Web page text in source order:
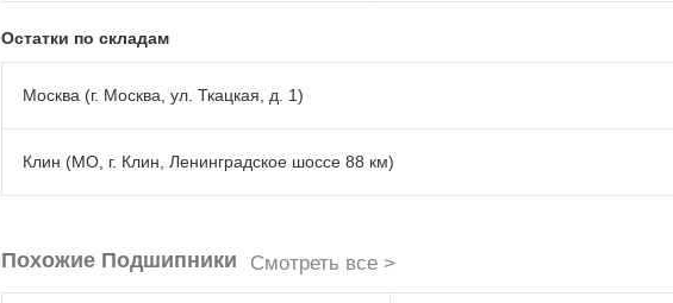
Остатки по складам
Москва (г. Москва, ул. Ткацкая, д. 1)
Клин (МО, г. Клин, Ленинградское шоссе 88 км)
Похожие Подшипники Смотреть все >